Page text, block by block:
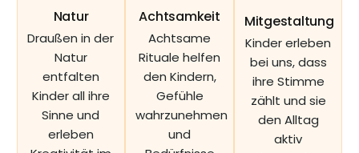
Natur
Draußen in der
Natur
entfalten
Kinder all ihre
Sinne und
erleben
Achtsamkeit
Achtsame
Rituale helfen
den Kindern,
Gefühle
wahrzunehmen
und
Mitgestaltung
Kinder erleben
bei uns, dass
ihre Stimme
zählt und sie
den Alltag
aktiv